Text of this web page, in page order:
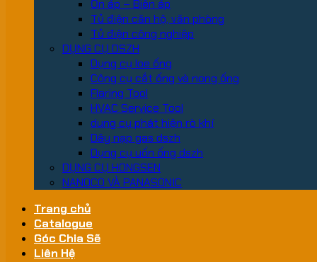
Ổn áp – Biến áp
Tủ điện căn hộ, văn phòng
Tủ điện công nghiệp
DỤNG CỤ DSZH
Dụng cụ loe ống
Công cụ cắt ống và nong ống
Flaring Tool
HVAC Service Tool
dung cụ phát hiện rò khí
Dây nạp gas dszh
Dụng cụ uốn ống dszh
DỤNG CỤ HONGSEN
NANOCO VÀ PANASONIC
Trang chủ
Catalogue
Góc Chia Sẽ
Liên Hệ